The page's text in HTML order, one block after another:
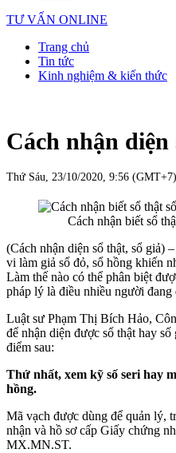
TƯ VẤN ONLINE
Trang chủ
Tin tức
Kinh nghiệm & kiến thức
Cách nhận diện
Thứ Sáu, 23/10/2020, 9:56 (GMT+7)
Cách nhận biết sổ
(Cách nhận diện sổ thật, sổ giả)
vi làm giả sổ đỏ, sổ hồng khiến
Làm thế nào có thể phân biệt
pháp lý là điều nhiều người đang
Luật sư Phạm Thị Bích Hảo,
để nhận diện được sổ thật hay
điểm sau:
Thứ nhất, xem kỹ số seri hay
hồng.
Mã vạch được dùng để quản lý,
nhận và hồ sơ cấp Giấy chứng
MX.MN.ST.